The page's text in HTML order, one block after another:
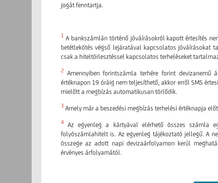
jogát fenntartja.
1 A bankszámlán történő jóváírásokról kapott értesítés
betétlekötés végső lejáratával kapcsolatos jóváírásokat
csak a hiteltörlesztéssel kapcsolatos terheléseket
2 Amennyiben forintszámla terhére forint
értéknapon 19 óráig nem teljesíthető, akkor erről SMS
mielőtt a megbízás automatikusan törlődik.
3 Amely már a beszedési megbízás terhelési értéknapja
4 Az egyenleg a kártyával elérhető összes számla
folyószámlahitelt is. Az egyenleg tájékoztató jellegű. A
összege az adott napi devizaárfolyamon kerül
érvényes árfolyamától.